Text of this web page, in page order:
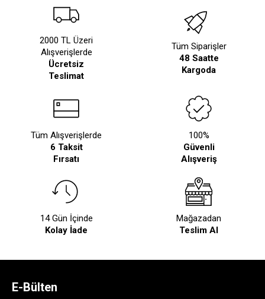
2000 TL Üzeri
Alışverişlerde
Ücretsiz
Teslimat
Tüm Siparişler
48 Saatte
Kargoda
Tüm Alışverişlerde
6 Taksit
Fırsatı
100%
Güvenli
Alışveriş
14 Gün İçinde
Kolay İade
Mağazadan
Teslim Al
E-Bülten